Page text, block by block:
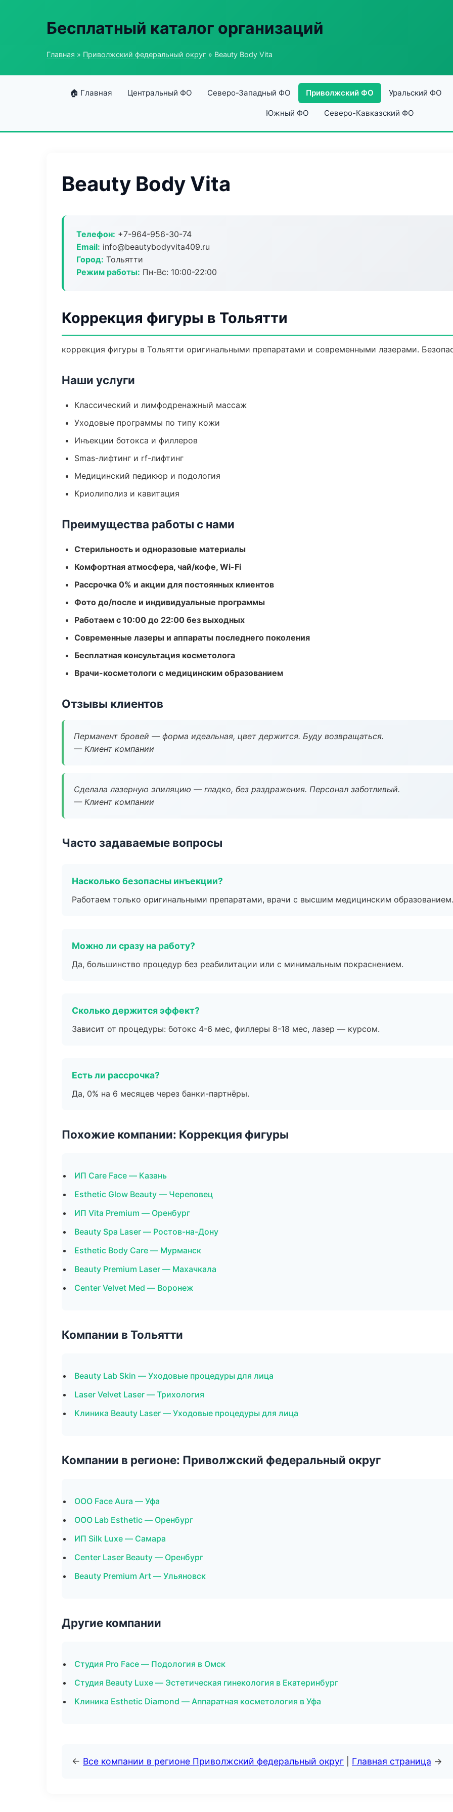
Бесплатный каталог организаций
Главная » Приволжский федеральный округ » Beauty Body Vita
🏠 Главная Центральный ФО Северо-Западный ФО Приволжский ФО Уральский ФО
Южный ФО Северо-Кавказский ФО
Beauty Body Vita
Телефон: +7-964-956-30-74
Email: info@beautybodyvita409.ru
Город: Тольятти
Режим работы: Пн-Вс: 10:00-22:00
Коррекция фигуры в Тольятти
коррекция фигуры в Тольятти оригинальными препаратами и современными лазерами.
Наши услуги
Классический и лимфодренажный массаж
Уходовые программы по типу кожи
Инъекции ботокса и филлеров
Smas-лифтинг и rf-лифтинг
Медицинский педикюр и подология
Криолиполиз и кавитация
Преимущества работы с нами
Стерильность и одноразовые материалы
Комфортная атмосфера, чай/кофе, Wi-Fi
Рассрочка 0% и акции для постоянных клиентов
Фото до/после и индивидуальные программы
Работаем с 10:00 до 22:00 без выходных
Современные лазеры и аппараты последнего поколения
Бесплатная консультация косметолога
Врачи-косметологи с медицинским образованием
Отзывы клиентов
Перманент бровей — форма идеальная, цвет держится. Буду возвращаться.
— Клиент компании
Сделала лазерную эпиляцию — гладко, без раздражения. Персонал заботливый.
— Клиент компании
Часто задаваемые вопросы
Насколько безопасны инъекции?
Работаем только оригинальными препаратами, врачи с высшим медицинским образованием.
Можно ли сразу на работу?
Да, большинство процедур без реабилитации или с минимальным покраснением.
Сколько держится эффект?
Зависит от процедуры: ботокс 4-6 мес, филлеры 8-18 мес, лазер — курсом.
Есть ли рассрочка?
Да, 0% на 6 месяцев через банки-партнёры.
Похожие компании: Коррекция фигуры
ИП Care Face — Казань
Esthetic Glow Beauty — Череповец
ИП Vita Premium — Оренбург
Beauty Spa Laser — Ростов-на-Дону
Esthetic Body Care — Мурманск
Beauty Premium Laser — Махачкала
Center Velvet Med — Воронеж
Компании в Тольятти
Beauty Lab Skin — Уходовые процедуры для лица
Laser Velvet Laser — Трихология
Клиника Beauty Laser — Уходовые процедуры для лица
Компании в регионе: Приволжский федеральный округ
ООО Face Aura — Уфа
ООО Lab Esthetic — Оренбург
ИП Silk Luxe — Самара
Center Laser Beauty — Оренбург
Beauty Premium Art — Ульяновск
Другие компании
Студия Pro Face — Подология в Омск
Студия Beauty Luxe — Эстетическая гинекология в Екатеринбург
Клиника Esthetic Diamond — Аппаратная косметология в Уфа
← Все компании в регионе Приволжский федеральный округ Главная страница →